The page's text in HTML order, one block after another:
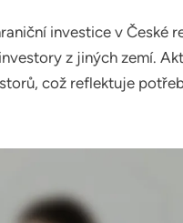
investice v České
z jiných zemí.
což reflektuje